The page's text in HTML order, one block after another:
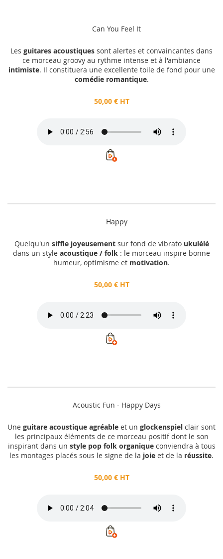
Can You Feel It
Les guitares acoustiques sont alertes et convaincantes dans
ce morceau groovy au rythme intense et à l'ambiance
intimiste. Il constituera une excellente toile de fond pour une
comédie romantique.
50,00 € HT
Happy
Quelqu'un siffle joyeusementsur fond de vibrato ukulélé
dans un style acoustique / folk : le morceau inspire bonne
humeur, optimisme et motivation.
50,00 € HT
Acoustic Fun - Happy Days
Une guitare acoustique agréable et un glockenspiel clair sont
les principaux éléments de ce morceau positif dont le son
inspirant dans un style pop folk organiqueconviendra à tous
les montages placés sous le signe de la joie et de la réussite.
50,00 € HT